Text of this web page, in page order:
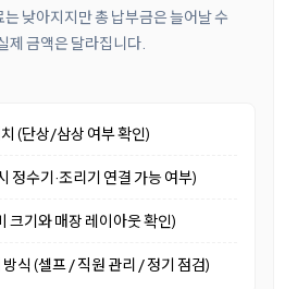
낮아지지만 총 납부금은 늘어날 수
제 금액은 달라집니다.
(단상/삼상 여부 확인)
정수기·조리기 연결 가능 여부)
크기와 매장 레이아웃 확인)
식 (셀프 / 직원 관리 / 정기 점검)